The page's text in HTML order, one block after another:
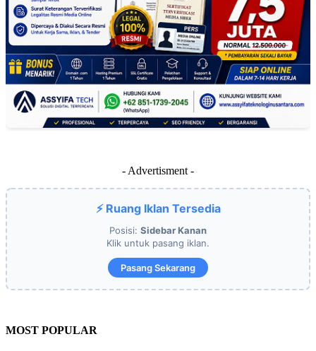
- Advertisment -
⚡ Ruang Iklan Tersedia
Posisi: Sidebar Kanan
Klik untuk pasang iklan.
Pasang Sekarang
MOST POPULAR